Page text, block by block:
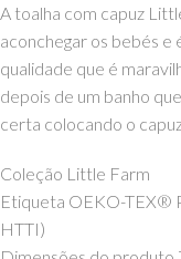
A toalha com capuz
aconchegar os bebés e
qualidade que é
depois de um banho
certa colocando o
Coleção Little Farm
Etiqueta OEKO-TEX®
HTTI)